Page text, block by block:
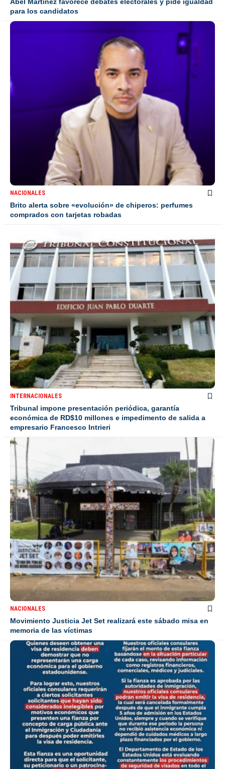
Abel Martínez favorece debates electorales y pide igualdad
para los candidatos
NACIONALES
Brito alerta sobre «evolución» de chiperos: perfumes
comprados con tarjetas robadas
INTERNACIONALES
Tribunal impone presentación periódica, garantía
económica de RD$10 millones e impedimento de salida a
empresario Francesco Intrieri
NACIONALES
Movimiento Justicia Jet Set realizará este sábado misa en
memoria de las víctimas